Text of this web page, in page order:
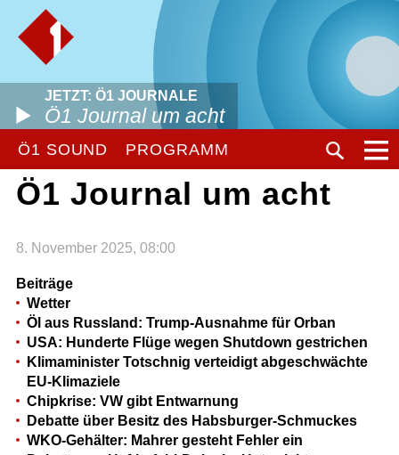
JETZT: Ö1 JOURNALE
Ö1 Journal um acht
Ö1 SOUND PROGRAMM
Ö1 Journal um acht
8. November 2025, 08:00
Beiträge
Wetter
Öl aus Russland: Trump-Ausnahme für Orban
USA: Hunderte Flüge wegen Shutdown gestrichen
Klimaminister Totschnig verteidigt abgeschwächte
EU-Klimaziele
Chipkrise: VW gibt Entwarnung
Debatte über Besitz des Habsburger-Schmuckes
WKO-Gehälter: Mahrer gesteht Fehler ein